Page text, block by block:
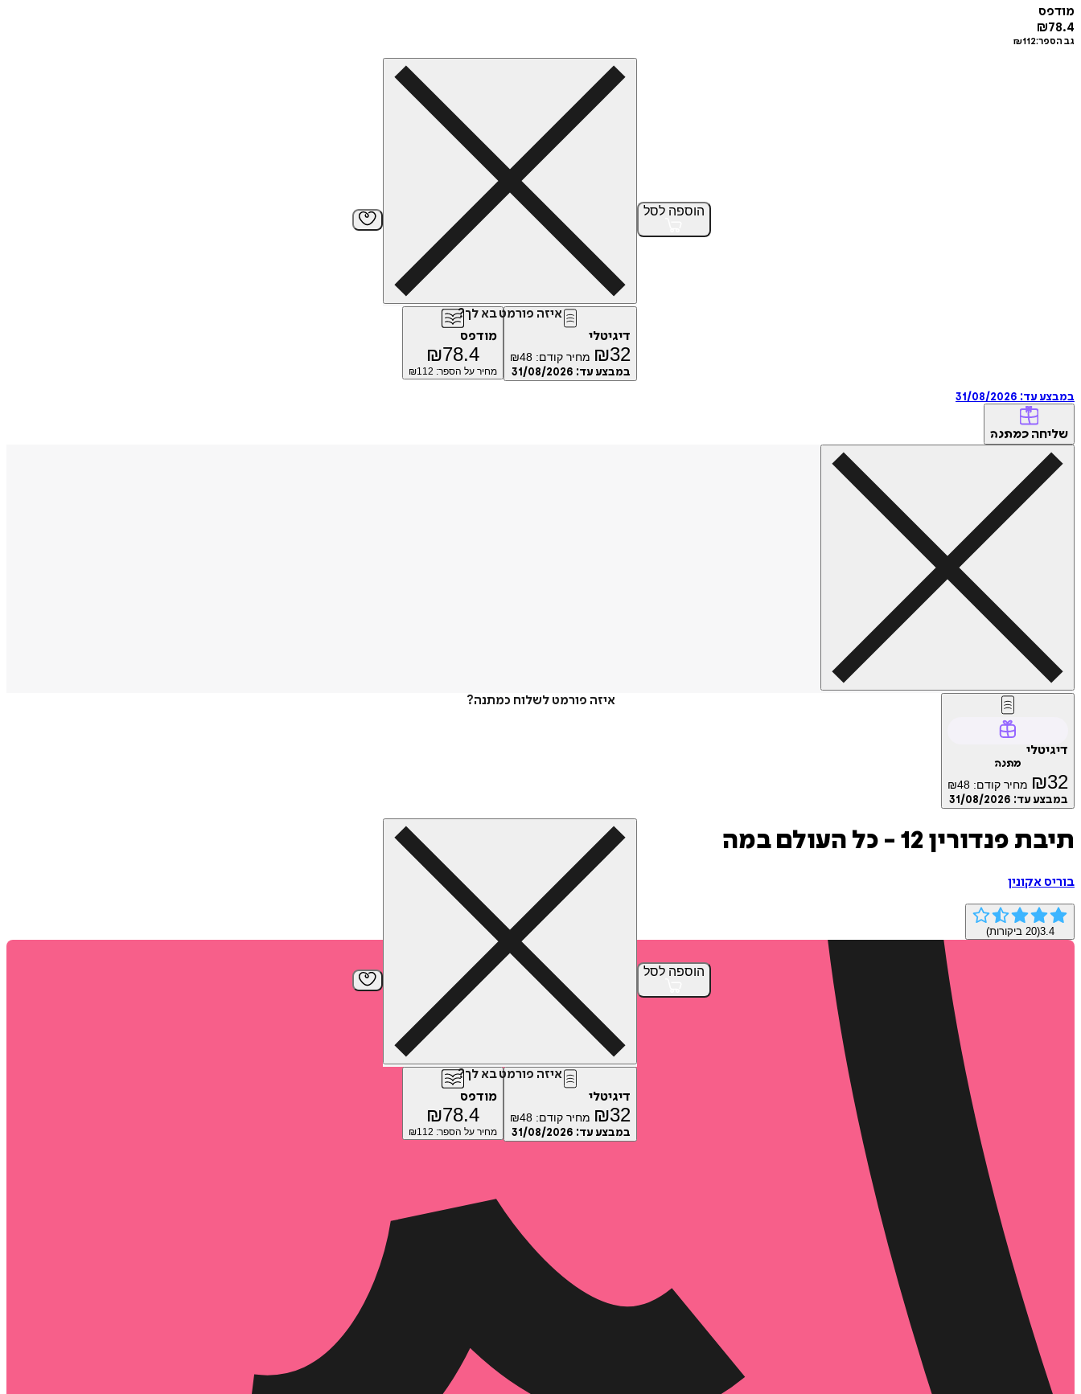
מודפס
₪78.4
גב הספר: ₪112
הוספה לסל
איזה פורמט בא לך?
דיגיטלי
₪32 מחיר קודם: ₪48
במבצע עד: 31/08/2026
מודפס
₪78.4
מחיר על הספר: ₪ 112
במבצע עד: 31/08/2026
שליחה כמתנה
איזה פורמט לשלוח כמתנה?
דיגיטלי
מתנה
₪32 מחיר קודם: ₪48
במבצע עד: 31/08/2026
הוספה לסל
איזה פורמט בא לך?
דיגיטלי
₪32 מחיר קודם: ₪48
במבצע עד: 31/08/2026
מודפס
₪78.4
מחיר על הספר: ₪ 112
תיבת פנדורין 12 - כל העולם במה
בוריס אקונין
3.4
(
20 ביקורות)